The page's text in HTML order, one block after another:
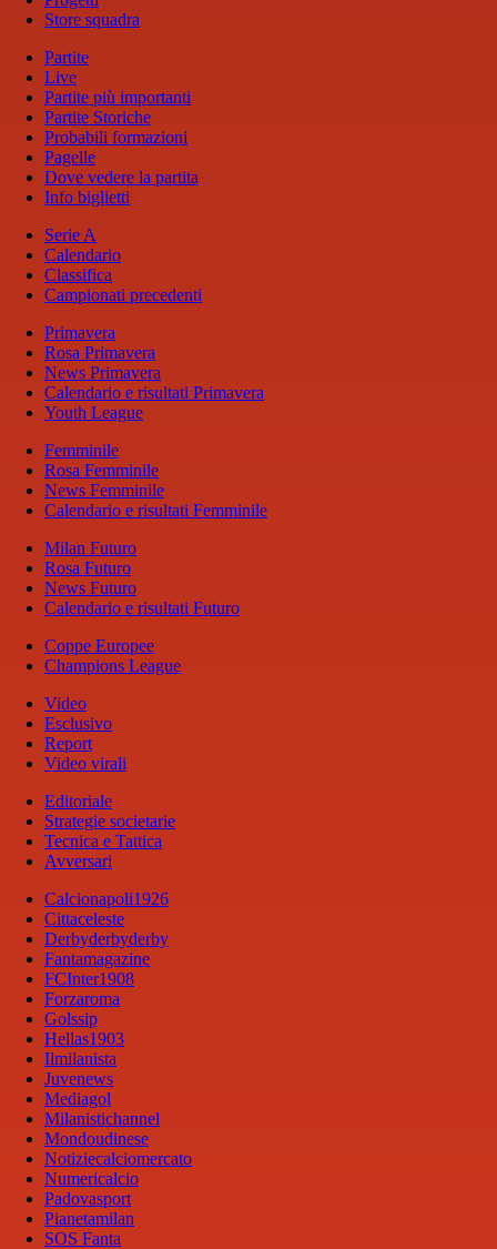
Store squadra
Partite
Live
Partite più importanti
Partite Storiche
Probabili formazioni
Pagelle
Dove vedere la partita
Info biglietti
Serie A
Calendario
Classifica
Campionati precedenti
Primavera
Rosa Primavera
News Primavera
Calendario e risultati Primavera
Youth League
Femminile
Rosa Femminile
News Femminile
Calendario e risultati Femminile
Milan Futuro
Rosa Futuro
News Futuro
Calendario e risultati Futuro
Coppe Europee
Champions League
Video
Esclusivo
Report
Video virali
Editoriale
Strategie societarie
Tecnica e Tattica
Avversari
Calcionapoli1926
Cittaceleste
Derbyderbyderby
Fantamagazine
FCInter1908
Forzaroma
Golssip
Hellas1903
Ilmilanista
Juvenews
Mediagol
Milanistichannel
Mondoudinese
Notiziecalciomercato
Numericalcio
Padovasport
Pianetamilan
SOS Fanta